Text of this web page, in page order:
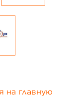
на главную